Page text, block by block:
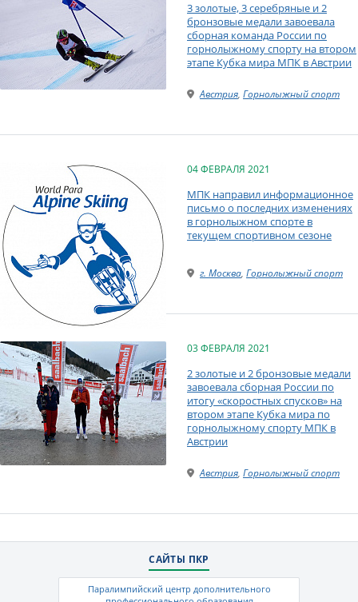
3 золотые, 3 серебряные и 2
бронзовые медали завоевала
сборная команда России по
горнолыжному спорту на втором
этапе Кубка мира МПК в Австрии
Австрия, Горнолыжный спорт
04 ФЕВРАЛЯ 2021
МПК направил информационное
письмо о последних изменениях
в горнолыжном спорте в
текущем спортивном сезоне
г. Москва, Горнолыжный спорт
03 ФЕВРАЛЯ 2021
2 золотые и 2 бронзовые медали
завоевала сборная России по
итогу «скоростных спусков» на
втором этапе Кубка мира по
горнолыжному спорту МПК в
Австрии
Австрия, Горнолыжный спорт
САЙТЫ ПКР
Паралимпийский центр дополнительного